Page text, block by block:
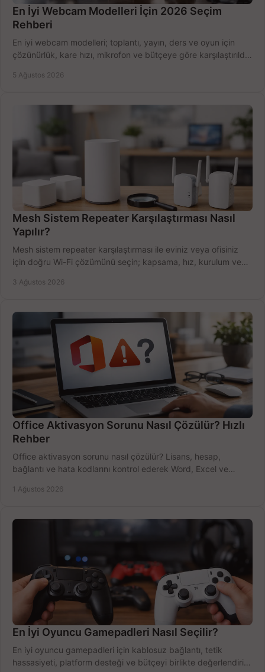
En İyi Webcam Modelleri İçin 2026 Seçim
Rehberi
En iyi webcam modelleri; toplantı, yayın, ders ve oyun için
çözünürlük, kare hızı, mikrofon ve bütçeye göre karşılaştırıldı.
5 Ağustos 2026
Mesh Sistem Repeater Karşılaştırması Nasıl
Yapılır?
Mesh sistem repeater karşılaştırması ile eviniz veya ofisiniz
için doğru Wi-Fi çözümünü seçin; kapsama, hız, kurulum ve
3 Ağustos 2026
Office Aktivasyon Sorunu Nasıl Çözülür? Hızlı
Rehber
Office aktivasyon sorunu nasıl çözülür? Lisans, hesap,
bağlantı ve hata kodlarını kontrol ederek Word, Excel ve
1 Ağustos 2026
En İyi Oyuncu Gamepadleri Nasıl Seçilir?
En iyi oyuncu gamepadleri için kablosuz bağlantı, tetik
hassasiyeti, platform desteği ve bütçeyi birlikte değerlendirin;